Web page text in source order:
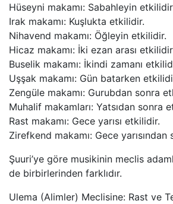
Hüseyni makamı: Sabahleyin
Irak makamı: Kuşlukta etkilidir.
Nihavend makamı: Öğleyin etkilidir.
Hicaz makamı: İki ezan arası
Buselik makamı: İkindi zamanı
Uşşak makamı: Gün batarken
Zengüle makamı: Gurubdan sonra
Muhalif makamları: Yatsıdan sonra
Rast makamı: Gece yarısı etkilidir.
Zirefkend makamı: Gece
Şuuri’ye göre musikinin meclis
de birbirlerinden farklıdır.
Ulema (Alimler) Meclisine: Rast ve